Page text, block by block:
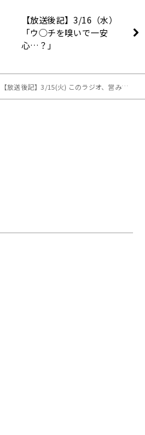
【放送後記】3/16（水）
「ウ◯チを嗅いで一安
心…？」
【放送後記】3/15(火) このラジオ、営みのBGMにもピッタリです！